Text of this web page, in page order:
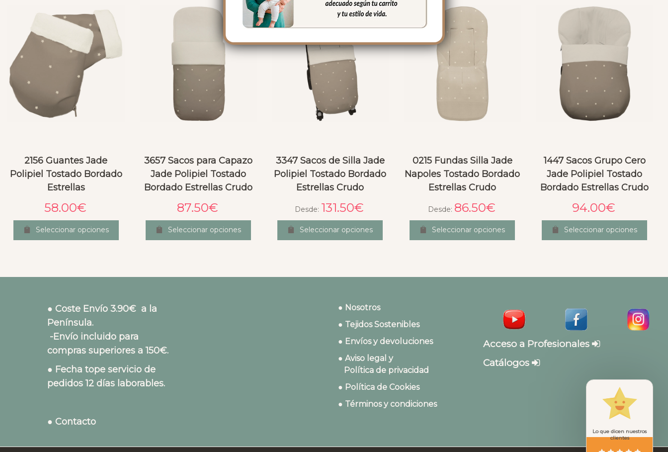
2156 Guantes Jade
Polipiel Tostado Bordado
Estrellas
58.00€
Seleccionar opciones
3657 Sacos para Capazo
Jade Polipiel Tostado
Bordado Estrellas Crudo
87.50€
Seleccionar opciones
3347 Sacos de Silla Jade
Polipiel Tostado Bordado
Estrellas Crudo
Desde: 131.50€
Seleccionar opciones
0215 Fundas Silla Jade
Napoles Tostado Bordado
Estrellas Crudo
Desde: 86.50€
Seleccionar opciones
1447 Sacos Grupo Cero
Jade Polipiel Tostado
Bordado Estrellas Crudo
94.00€
Seleccionar opciones
● Coste Envío 3.90€ a la
Península.
-Envío incluido para
compras superiores a 150€.
● Fecha tope servicio de
pedidos 12 días laborables.
● Contacto
● Nosotros
● Tejidos Sostenibles
● Envíos y devoluciones
● Aviso legal y
Política de privacidad
● Política de Cookies
● Términos y condiciones
Acceso a Profesionales
Catálogos
Lo que dicen nuestros
clientes